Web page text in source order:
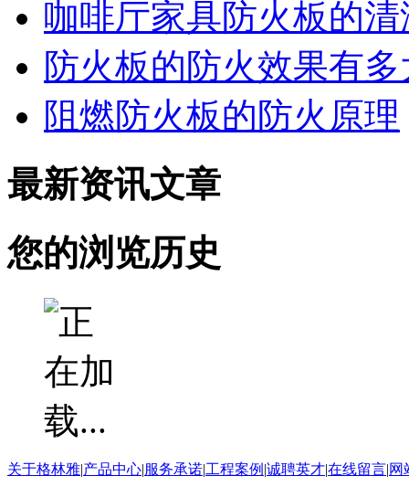
咖啡厅家具防火板的
防火板的防火效果有
阻燃防火板的防火原理
最新资讯文章
您的浏览历史
关于格林雅|产品中心|服务承诺|工程案例 |诚聘英才|在线留言|网